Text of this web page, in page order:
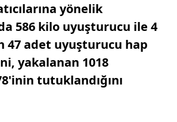
yönelik
586 kilo uyuşturucu ile 4
47 adet uyuşturucu hap
yakalanan 1018
tutuklandığını